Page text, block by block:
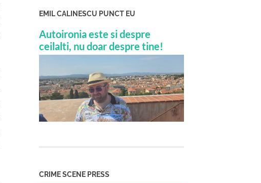
EMIL CALINESCU PUNCT EU
Autoironia este si despre
ceilalti, nu doar despre tine!
CRIME SCENE PRESS